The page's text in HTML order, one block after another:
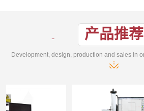
产品推荐